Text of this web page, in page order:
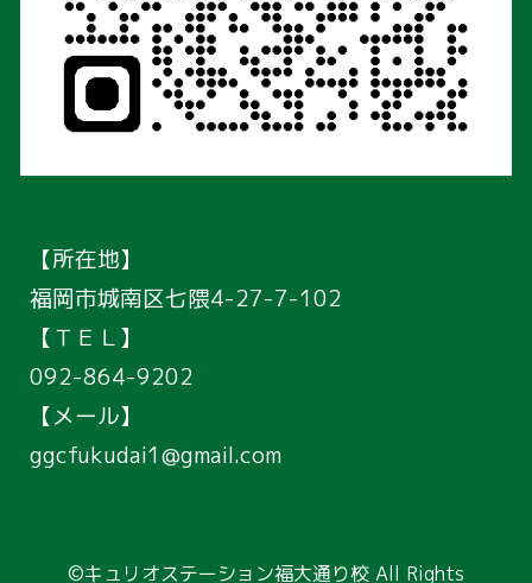
【所在地】
福岡市城南区七隈4-27-7-102
【ＴＥＬ】
092-864-9202
【メール】
ggcfukudai1@gmail.com
©キュリオステーション福大通り校 All Rights